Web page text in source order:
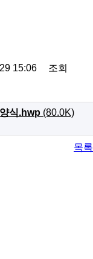
15:06
조회
식.hwp (80.0K)
목록